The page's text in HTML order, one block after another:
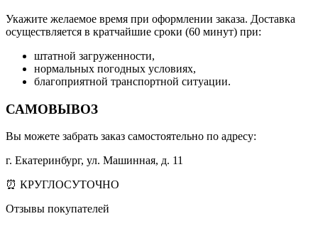
Укажите желаемое время при оформлении заказа. Доставка
осуществляется в кратчайшие сроки (60 минут) при:
штатной загруженности,
нормальных погодных условиях,
благоприятной транспортной ситуации.
САМОВЫВОЗ
Вы можете забрать заказ самостоятельно по адресу:
г. Екатеринбург, ул. Машинная, д. 11
⏰ КРУГЛОСУТОЧНО
Отзывы покупателей